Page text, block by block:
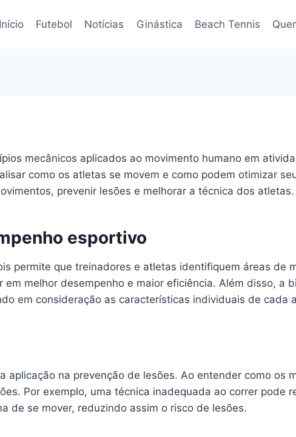
Início Futebol Notícias Ginástica Beach Tennis
mecânicos aplicados ao movimento humano em
como os atletas se movem e como podem otimizar
prevenir lesões e melhorar a técnica dos atletas.
esportivo
permite que treinadores e atletas identifiquem áreas de
melhor desempenho e maior eficiência. Além disso, a
em consideração as características individuais de cada
na prevenção de lesões. Ao entender como os
Por exemplo, uma técnica inadequada ao correr pode
de se mover, reduzindo assim o risco de lesões.